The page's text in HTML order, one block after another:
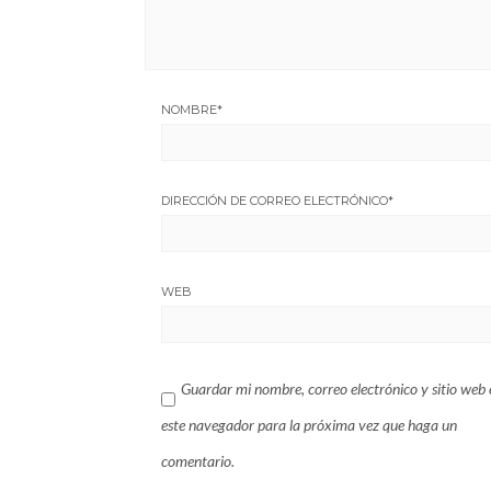
NOMBRE*
DIRECCIÓN DE CORREO ELECTRÓNICO*
WEB
Guardar mi nombre, correo electrónico y sitio web
este navegador para la próxima vez que haga un
comentario.